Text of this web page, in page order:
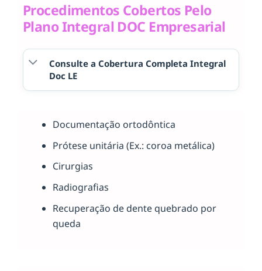
Procedimentos Cobertos Pelo
Plano Integral DOC Empresarial
Consulte a Cobertura Completa Integral
Doc LE
Documentação ortodôntica
Prótese unitária (Ex.: coroa metálica)
Cirurgias
Radiografias
Recuperação de dente quebrado por
queda